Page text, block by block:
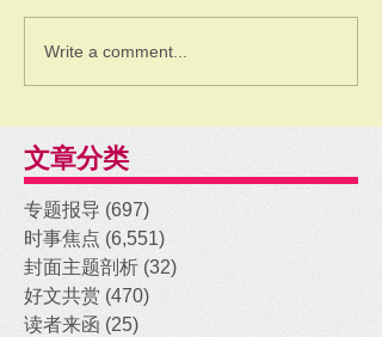
Write a comment...
文章分类
专题报导 (697)
时事焦点 (6,551)
封面主题剖析 (32)
好文共赏 (470)
读者来函 (25)